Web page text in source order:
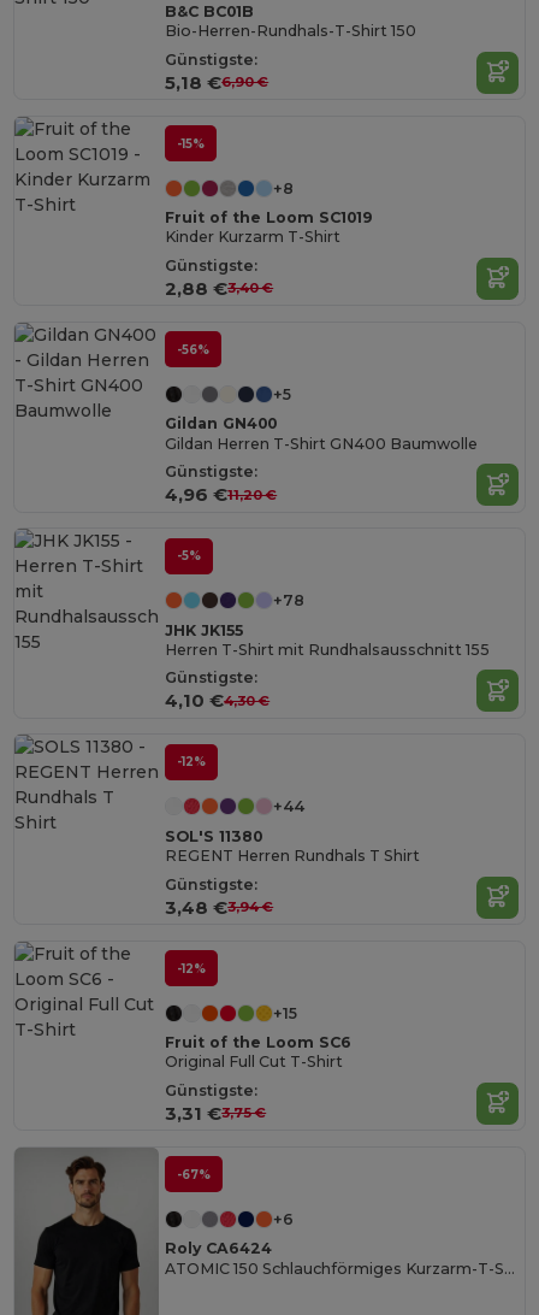
B&C BC01B
Bio-Herren-Rundhals-T-Shirt 150
Günstigste:
5,18 €6,90 €
-15%
+8
Fruit of the Loom SC1019
Kinder Kurzarm T-Shirt
Günstigste:
2,88 €3,40 €
-56%
+5
Gildan GN400
Gildan Herren T-Shirt GN400 Baumwolle
Günstigste:
4,96 €11,20 €
-5%
+78
JHK JK155
Herren T-Shirt mit Rundhalsausschnitt 155
Günstigste:
4,10 €4,30 €
-12%
+44
SOL'S 11380
REGENT Herren Rundhals T Shirt
Günstigste:
3,48 €3,94 €
-12%
+15
Fruit of the Loom SC6
Original Full Cut T-Shirt
Günstigste:
3,31 €3,75 €
-67%
+6
Roly CA6424
ATOMIC 150 Schlauchförmiges Kurzarm-T-Shirt